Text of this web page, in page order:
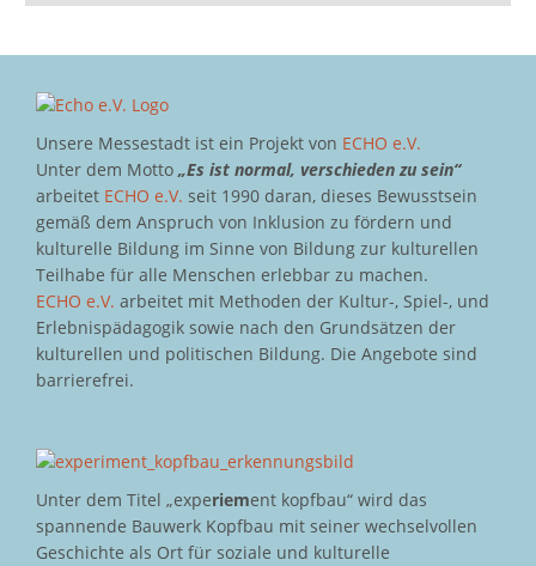
Unsere Messestadt ist ein Projekt von ECHO e.V.
Unter dem Motto „Es ist normal, verschieden zu sein“
arbeitet ECHO e.V. seit 1990 daran, dieses Bewusstsein
gemäß dem Anspruch von Inklusion zu fördern und
kulturelle Bildung im Sinne von Bildung zur kulturellen
Teilhabe für alle Menschen erlebbar zu machen.
ECHO e.V. arbeitet mit Methoden der Kultur-, Spiel-, und
Erlebnispädagogik sowie nach den Grundsätzen der
kulturellen und politischen Bildung. Die Angebote sind
barrierefrei.
Unter dem Titel „experiement kopfbau“ wird das
spannende Bauwerk Kopfbau mit seiner wechselvollen
Geschichte als Ort für soziale und kulturelle